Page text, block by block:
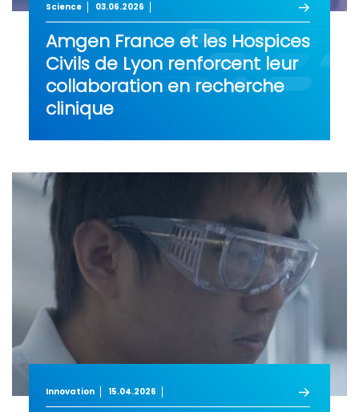
Science 03.06.2026
Amgen France et les Hospices
Civils de Lyon renforcent leur
collaboration en recherche
clinique
Innovation 15.04.2026